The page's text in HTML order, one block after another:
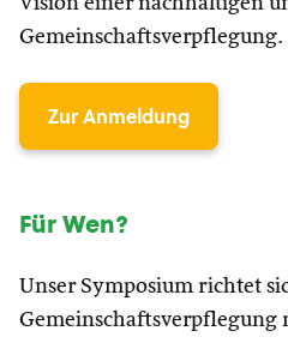
Gemeinschaftsverpflegung.
Zur Anmeldung
Für Wen?
Unser Symposium richtet
Gemeinschaftsverpflegung